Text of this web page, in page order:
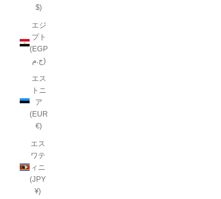
$)
エジ
プト
(EGP
ج.م)
エス
トニ
ア
(EUR
€)
エス
ワテ
ィニ
(JPY
¥)